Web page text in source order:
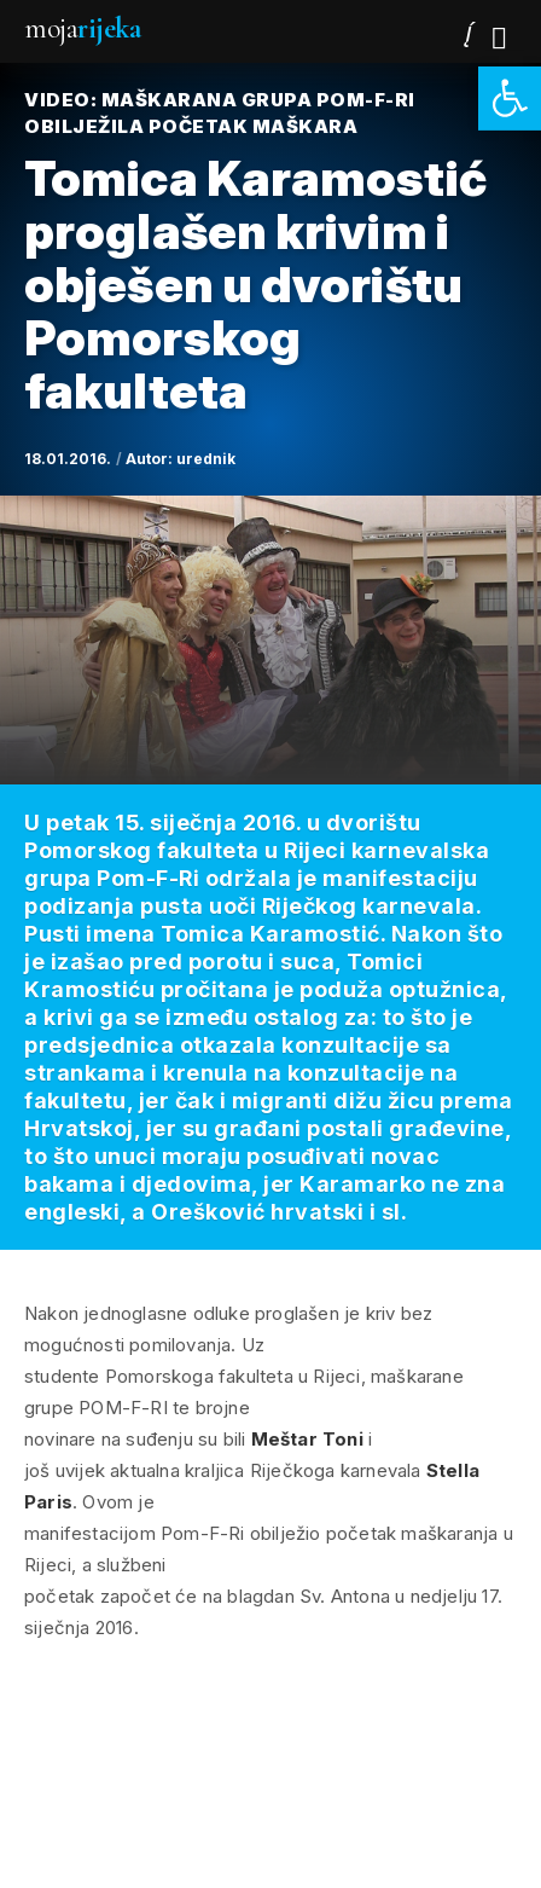
mojarijeka
VIDEO: MAŠKARANA GRUPA POM-F-RI
OBILJEŽILA POČETAK MAŠKARA
Tomica Karamostić
proglašen krivim i
obješen u dvorištu
Pomorskog
fakulteta
18.01.2016. Autor: urednik
Nakon jednoglasne odluke proglašen je kriv bez
mogućnosti pomilovanja. Uz
studente Pomorskoga fakulteta u Rijeci, maškarane
grupe POM-F-RI te brojne
novinare na suđenju su bili Meštar Tonii
još uvijek aktualna kraljica Riječkoga karnevala Stella
Paris. Ovom je
manifestacijom Pom-F-Ri obilježio početak maškaranja u
Rijeci, a službeni
početak započet će na blagdan Sv. Antona u nedjelju 17.
siječnja 2016.
U petak 15. siječnja 2016. u dvorištu
Pomorskog fakulteta u Rijeci karnevalska
grupa Pom-F-Ri održala je manifestaciju
podizanja pusta uoči Riječkog karnevala.
Pusti imena Tomica Karamostić. Nakon što
je izašao pred porotu i suca, Tomici
Kramostiću pročitana je poduža optužnica,
a krivi ga se između ostalog za: to što je
predsjednica otkazala konzultacije sa
strankama i krenula na konzultacije na
fakultetu, jer čak i migranti dižu žicu prema
Hrvatskoj, jer su građani postali građevine,
to što unuci moraju posuđivati novac
bakama i djedovima, jer Karamarko ne zna
engleski, a Orešković hrvatski i sl.